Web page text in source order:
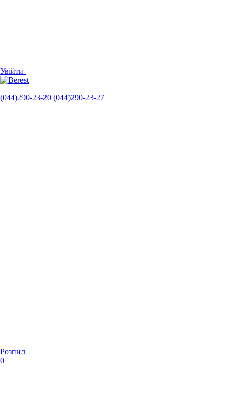
Увійти
(044)290-23-20 (044)290-23-27
Розпил
0